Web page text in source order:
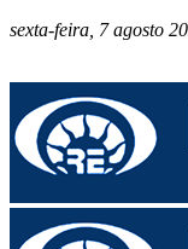
sexta-feira, 7 agosto